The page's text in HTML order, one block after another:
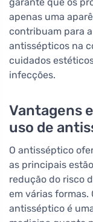
apenas uma
contribuam para a
antissépticos na
cuidados
infecções.
Vantagens
uso de
O antisséptico
as principais
redução do risco
em várias formas.
antisséptico é